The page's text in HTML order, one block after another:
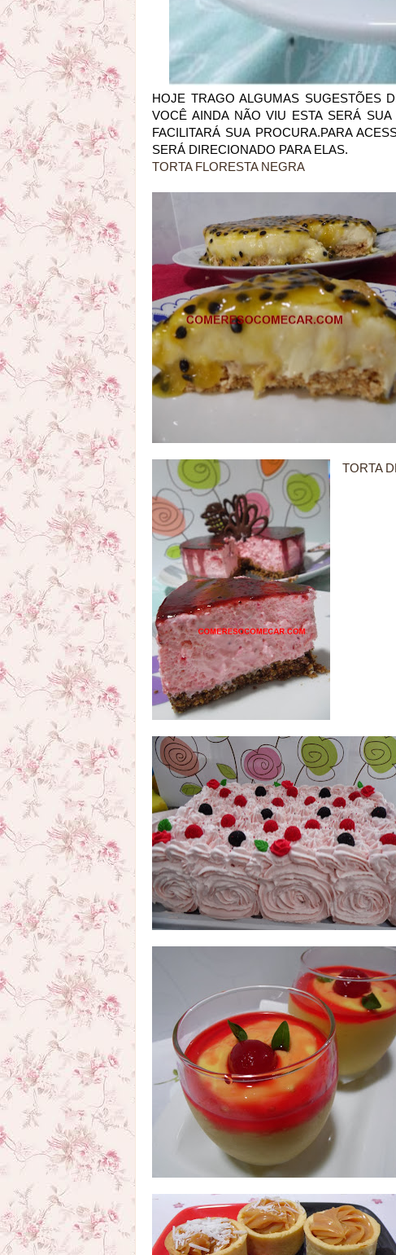
HOJE TRAGO ALGUMAS SUGESTÕES
VOCÊ AINDA NÃO VIU ESTA SERÁ
FACILITARÁ SUA PROCURA.PARA
SERÁ DIRECIONADO PARA ELAS.
TORTA FLORESTA NEGRA
TORTA